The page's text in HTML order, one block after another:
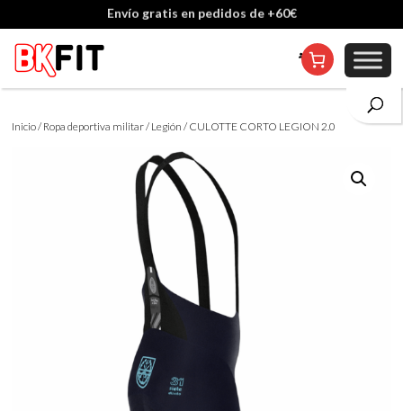
Cambio de talla incluido, excepto en personalizados
Inicio/ Ropa deportiva militar/ Legión / CULOTTE CORTO LEGION 2.0